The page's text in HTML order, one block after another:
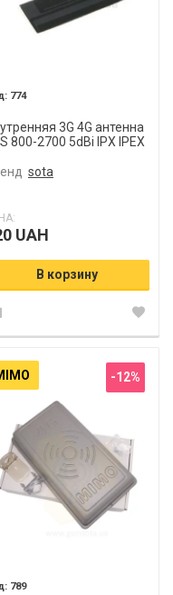
774
3G 4G антенна
800-2700 5dBi IPX IPEX
sota
UAH
В корзину
-12%
789